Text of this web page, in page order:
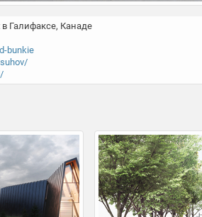
Галифаксe, Канаде
bunkie